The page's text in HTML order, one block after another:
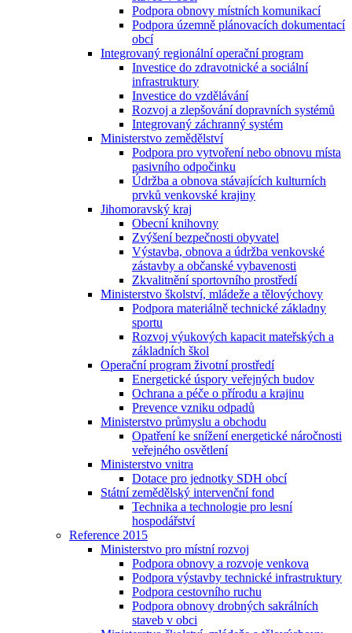
Podpora obnovy místních komunikací
Podpora územně plánovacích dokumentací
obcí
Integrovaný regionální operační program
Investice do zdravotnické a sociální
infrastruktury
Investice do vzdělávání
Rozvoj a zlepšování dopravních systémů
Integrovaný záchranný systém
Ministerstvo zemědělství
Podpora pro vytvoření nebo obnovu místa
pasivního odpočinku
Údržba a obnova stávajících kulturních
prvků venkovské krajiny
Jihomoravský kraj
Obecní knihovny
Zvýšení bezpečnosti obyvatel
Výstavba, obnova a údržba venkovské
zástavby a občanské vybavenosti
Zkvalitnění sportovního prostředí
Ministerstvo školství, mládeže a tělovýchovy
Podpora materiálně technické základny
sportu
Rozvoj výukových kapacit mateřských a
základních škol
Operační program životní prostředí
Energetické úspory veřejných budov
Ochrana a péče o přírodu a krajinu
Prevence vzniku odpadů
Ministerstvo průmyslu a obchodu
Opatření ke snížení energetické náročnosti
veřejného osvětlení
Ministerstvo vnitra
Dotace pro jednotky SDH obcí
Státní zemědělský intervenční fond
Technika a technologie pro lesní
hospodářství
Reference 2015
Ministerstvo pro místní rozvoj
Podpora obnovy a rozvoje venkova
Podpora výstavby technické infrastruktury
Podpora cestovního ruchu
Podpora obnovy drobných sakrálních
staveb v obci